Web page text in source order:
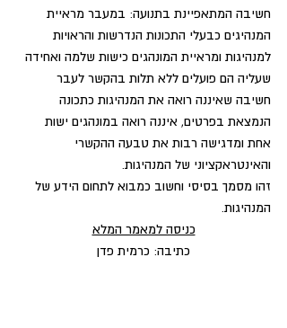
חשיבה המתאפיינת בתנועה: במעבר מראיית
המנהיגים כבעלי התכונות הנדרשות והראויות
למנהיגות ומראיית המונהגים כישות שלמה ואחידה
שעליה הם פועלים ללא תלות בהקשר לעבר
חשיבה שאיננה רואה את המנהיגות כתכונה
הנמצאת בפרטים, איננה רואה במונהגים ישות
אחת ומדגישה רבות את טבעה ההקשרי
והאינטראקציוני של המנהיגות.
זהו מסמך בסיסי וחשוב כמבוא לתחום הידע של
המנהיגות.
כניסה למאמר המלא
כתיבה: כרמית פדן